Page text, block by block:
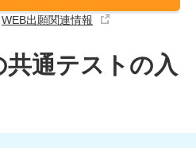
WEB出願関連情報
共通テストの入